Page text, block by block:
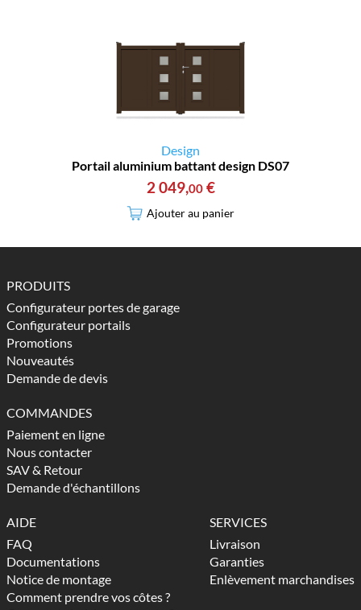
Design
Portail aluminium battant design DS07
2 049,00 €
Ajouter au panier
PRODUITS
Configurateur portes de garage
Configurateur portails
Promotions
Nouveautés
Demande de devis
COMMANDES
Paiement en ligne
Nous contacter
SAV & Retour
Demande d'échantillons
AIDE
FAQ
Documentations
Notice de montage
Comment prendre vos côtes ?
SERVICES
Livraison
Garanties
Enlèvement marchandises